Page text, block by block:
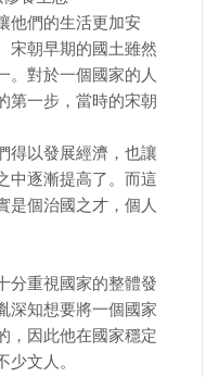
他們的生活更加安
宋朝早期的國土雖然
。對於一個國家的人
第一步，當時的宋朝
得以發展經濟，也讓
中逐漸提高了。而這
是個治國之才，個人
分重視國家的整體發
深知想要將一個國家
，因此他在國家穩定
文人。